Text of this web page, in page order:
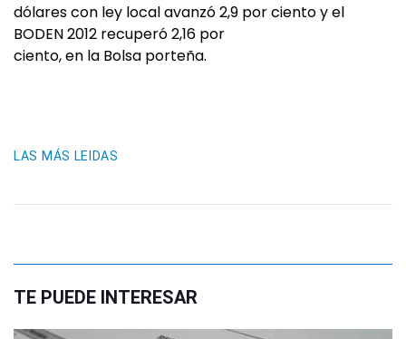
dólares con ley local avanzó 2,9 por ciento y el
BODEN 2012 recuperó 2,16 por
ciento, en la Bolsa porteña.
LAS MÁS LEIDAS
TE PUEDE INTERESAR